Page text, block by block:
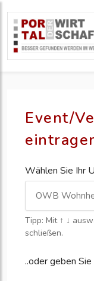
Event/
Wählen Sie Ihr
Tipp: Mit ↑ ↓
schließen.
..oder geben